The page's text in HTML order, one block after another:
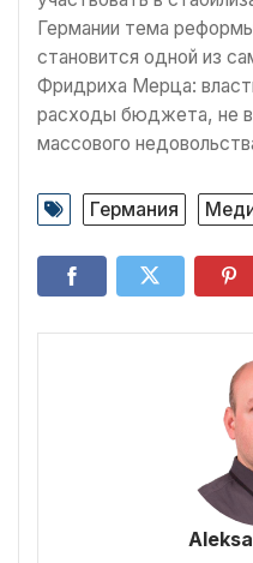
Германии тема
становится одной из
Фридриха Мерца:
расходы бюджета, не
массового
Германия